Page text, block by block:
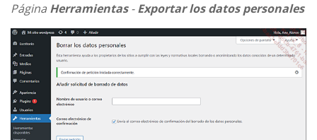
Página Herramientas-Exportar los datos personales